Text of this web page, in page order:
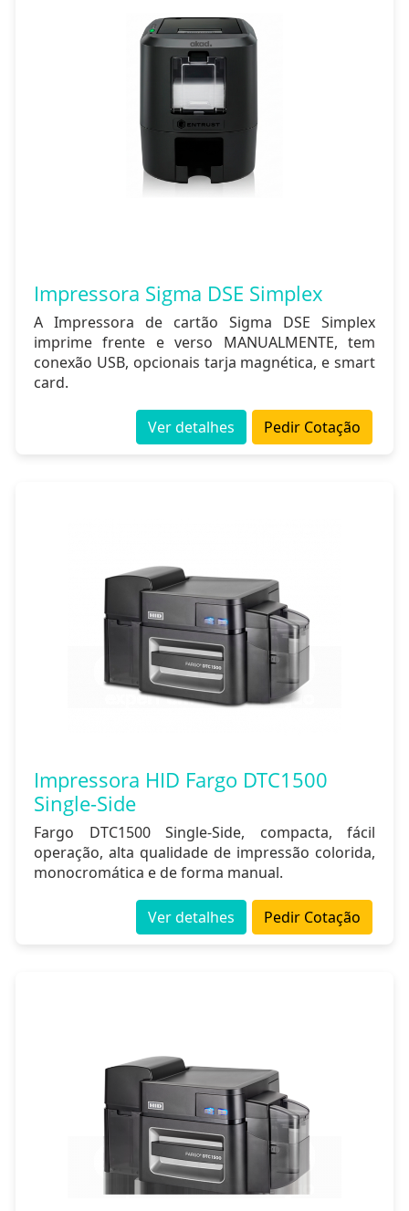
Impressora Sigma DSE Simplex
A Impressora de cartão Sigma DSE Simplex
imprime frente e verso MANUALMENTE, tem
conexão USB, opcionais tarja magnética, e smart
card.
Pedir Cotação
Ver detalhes
Impressora HID Fargo DTC1500
Single-Side
Fargo DTC1500 Single-Side, compacta, fácil
operação, alta qualidade de impressão colorida,
monocromática e de forma manual.
Pedir Cotação
Ver detalhes